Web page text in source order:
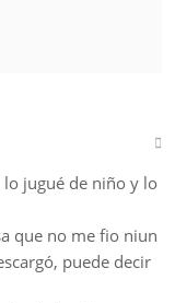
lo jugué de niño y lo
que no me fio niun
puede decir